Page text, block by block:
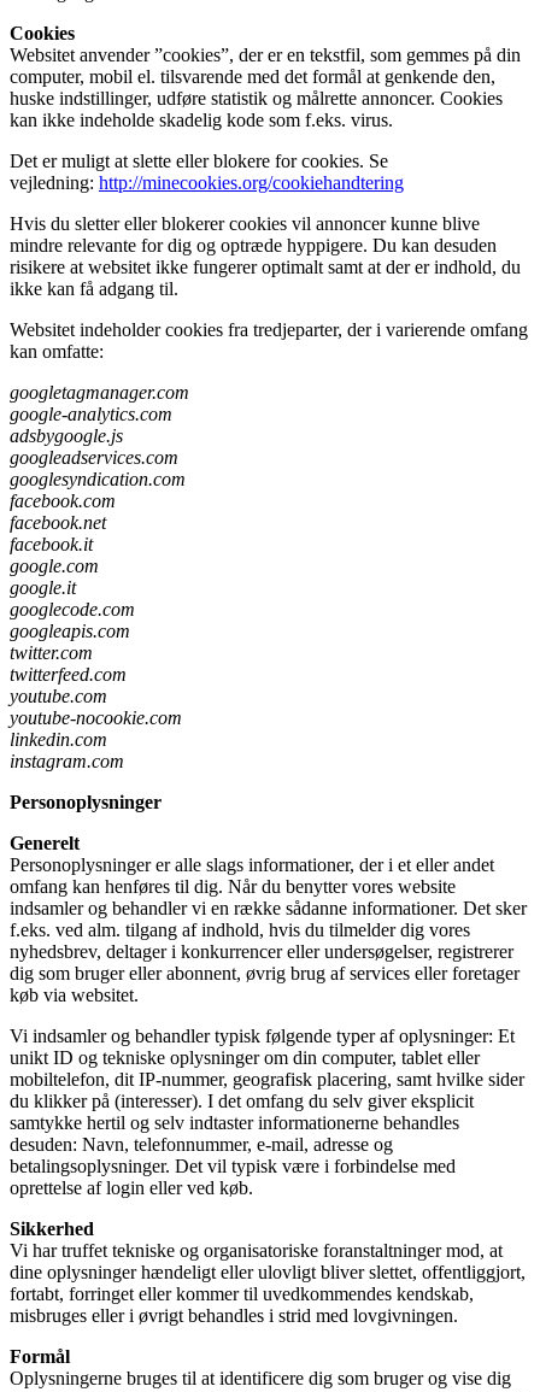
Cookies
Websitet anvender ”cookies”, der er en tekstfil, som gemmes på din
computer, mobil el. tilsvarende med det formål at genkende den,
huske indstillinger, udføre statistik og målrette annoncer. Cookies
kan ikke indeholde skadelig kode som f.eks. virus.
Det er muligt at slette eller blokere for cookies. Se
vejledning: http://minecookies.org/cookiehandtering
Hvis du sletter eller blokerer cookies vil annoncer kunne blive
mindre relevante for dig og optræde hyppigere. Du kan desuden
risikere at websitet ikke fungerer optimalt samt at der er indhold, du
ikke kan få adgang til.
Websitet indeholder cookies fra tredjeparter, der i varierende omfang
kan omfatte:
googletagmanager.com
google-analytics.com
adsbygoogle.js
googleadservices.com
googlesyndication.com
facebook.com
facebook.net
facebook.it
google.com
google.it
googlecode.com
googleapis.com
twitter.com
twitterfeed.com
youtube.com
youtube-nocookie.com
linkedin.com
instagram.com
Personoplysninger
Generelt
Personoplysninger er alle slags informationer, der i et eller andet
omfang kan henføres til dig. Når du benytter vores website
indsamler og behandler vi en række sådanne informationer. Det sker
f.eks. ved alm. tilgang af indhold, hvis du tilmelder dig vores
nyhedsbrev, deltager i konkurrencer eller undersøgelser, registrerer
dig som bruger eller abonnent, øvrig brug af services eller foretager
køb via websitet.
Vi indsamler og behandler typisk følgende typer af oplysninger: Et
unikt ID og tekniske oplysninger om din computer, tablet eller
mobiltelefon, dit IP-nummer, geografisk placering, samt hvilke sider
du klikker på (interesser). I det omfang du selv giver eksplicit
samtykke hertil og selv indtaster informationerne behandles
desuden: Navn, telefonnummer, e-mail, adresse og
betalingsoplysninger. Det vil typisk være i forbindelse med
oprettelse af login eller ved køb.
Sikkerhed
Vi har truffet tekniske og organisatoriske foranstaltninger mod, at
dine oplysninger hændeligt eller ulovligt bliver slettet, offentliggjort,
fortabt, forringet eller kommer til uvedkommendes kendskab,
misbruges eller i øvrigt behandles i strid med lovgivningen.
Formål
Oplysningerne bruges til at identificere dig som bruger og vise dig